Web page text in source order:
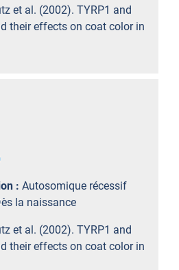
et al. (2002). TYRP1 and
their effects on coat color in
: Autosomique récessif
la naissance
et al. (2002). TYRP1 and
their effects on coat color in